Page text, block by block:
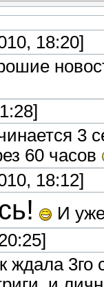
18:20]
3
60 часов
18:12]
И
ждала 3го